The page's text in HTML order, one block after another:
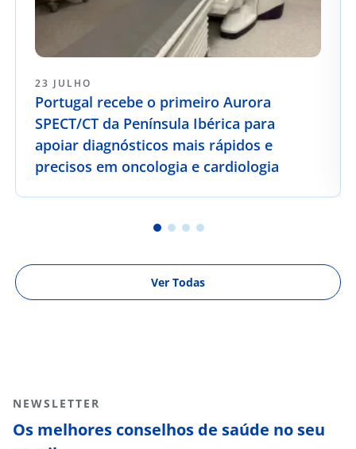
23 JULHO
Portugal recebe o primeiro Aurora
SPECT/CT da Península Ibérica para
apoiar diagnósticos mais rápidos e
precisos em oncologia e cardiologia
Ver Todas
NEWSLETTER
Os melhores conselhos de saúde no seu